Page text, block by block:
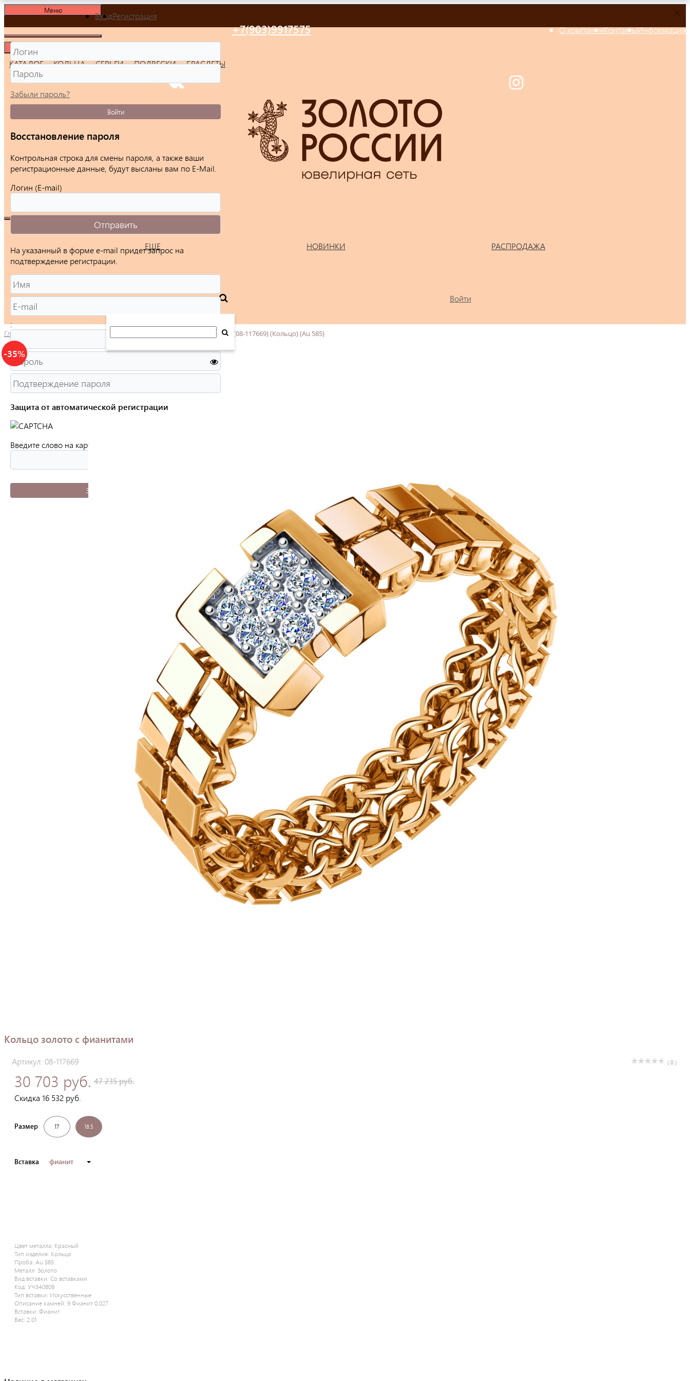
Меню
О компанииКонтактыИнформация
+7(903)9917575
КАТАЛОГ КОЛЬЦА СЕРЬГИ ПОДВЕСКИ БРАСЛЕТЫ
ЕЩЕ НОВИНКИ РАСПРОДАЖА
Войти
Главная / (08-117669) (Кольцо) (Au 585)
-35%
Кольцо золото с фианитами
Артикул: 08-117669 ( 0 )
30 703 руб. 47 235 руб.
Скидка 16 532 руб.
Размер 17 18.5
Вставка фианит
Цвет металла: Красный
Тип изделия: Кольцо
Проба: Au 585
Металл: Золото
Вид вставки: Со вставками
Код: УЧ340809
Тип вставки: Искусственные
Описание камней: 9 Фианит 0,027
Вставки: Фианит
Вес: 2.01
ВходРегистрация
Забыли пароль?
Войти
Восстановление пароля
Контрольная строка для смены пароля, а также ваши
регистрационные данные, будут высланы вам по E-Mail.
Логин (E-mail)
На указанный в форме e-mail придет запрос на
подтверждение регистрации.
:
Защита от автоматической регистрации
Введите слово на картинке:
Зарегистрироваться